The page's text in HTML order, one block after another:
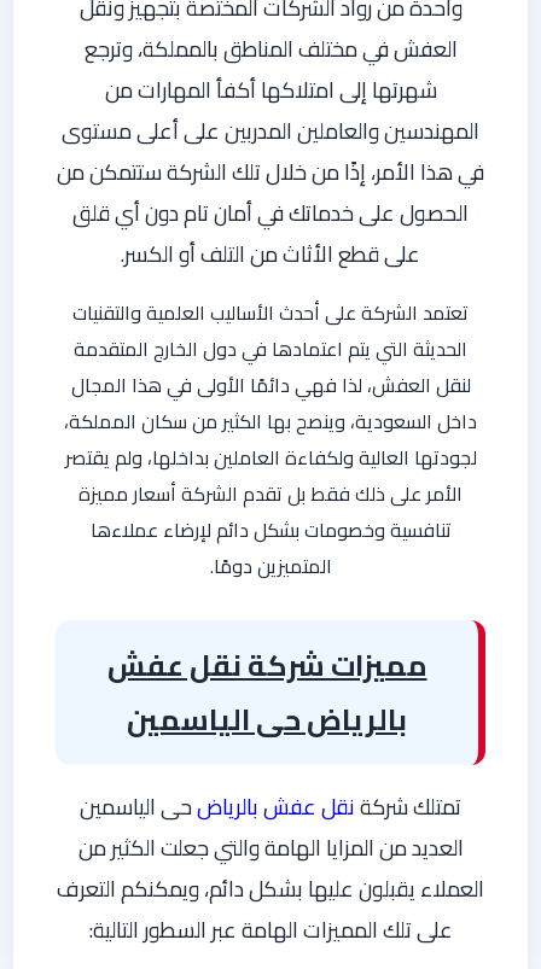
العفش في مختلف المناطق بالمملكة، وترجع
شهرتها إلى امتلاكها أكفأ المهارات من
المهندسين والعاملين المدربين على أعلى مستوى
في هذا الأمر، إذًا من خلال تلك الشركة ستتمكن من
الحصول على خدماتك في أمان تام دون أي قلق
على قطع الأثاث من التلف أو الكسر.
تعتمد الشركة على أحدث الأساليب العلمية والتقنيات
الحديثة التي يتم اعتمادها في دول الخارج المتقدمة
لنقل العفش، لذا فهي دائمًا الأولى في هذا المجال
داخل السعودية، وينصح بها الكثير من سكان المملكة،
لجودتها العالية ولكفاءة العاملين بداخلها، ولم يقتصر
الأمر على ذلك فقط بل تقدم الشركة أسعار مميزة
تنافسية وخصومات بشكل دائم لإرضاء عملاءها
المتميزين دومًا.
مميزات شركة نقل عفش
بالرياض حى الياسمين
تمتلك شركةنقل عفش بالرياضحى الياسمين
العديد من المزايا الهامة والتي جعلت الكثير من
العملاء يقبلون عليها بشكل دائم، ويمكنكم التعرف
على تلك المميزات الهامة عبر السطور التالية: